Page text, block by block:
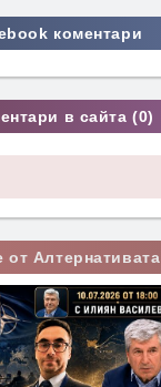
коментари
в сайта (0)
Алтернативата